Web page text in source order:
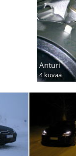
Anturi
4 kuvaa